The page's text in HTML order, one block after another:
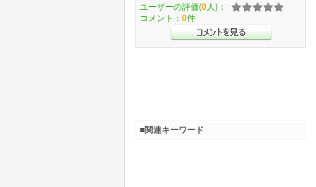
ユーザーの評価(0 人)：
コメント： 0件
■関連キーワード